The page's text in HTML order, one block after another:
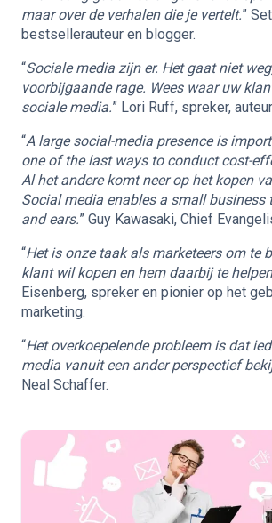
maar over de verhalen die je vertelt.”
bestsellerauteur en blogger.
“Sociale media zijn er. Het gaat niet
voorbijgaande rage. Wees waar uw
sociale media.” Lori Ruff, spreker,
“A large social-media presence is
one of the last ways to conduct cost-
Al het andere komt neer op het kopen
Social media enables a small business
and ears.” Guy Kawasaki, Chief
“Het is onze taak als marketeers om te
klant wil kopen en hem daarbij te
Eisenberg, spreker en pionier op het
marketing.
“Het overkoepelende probleem is dat
media vanuit een ander perspectief
Neal Schaffer.